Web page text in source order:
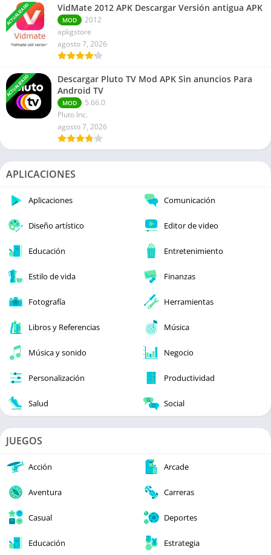
ACTUALIZADO VidMate 2012 APK Descargar Versión antigua APK
MOD
2012
apkgstore
agosto 7, 2026
ACTUALIZADO
Descargar Pluto TV Mod APK Sin anuncios Para
Android TV
MOD
5.66.0
Pluto Inc.
agosto 7, 2026
APLICACIONES
Aplicaciones Comunicación
Diseño artístico Editor de video
Educación Entretenimiento
Estilo de vida Finanzas
Fotografía Herramientas
Libros y Referencias Música
Música y sonido Negocio
Personalización Productividad
Salud Social
JUEGOS
Acción Arcade
Aventura Carreras
Casual Deportes
Educación Estrategia